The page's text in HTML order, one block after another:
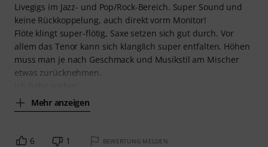
Livegigs im Jazz- und Pop/Rock-Bereich. Super Sound und
keine Rückkoppelung, auch direkt vorm Monitor!
Flöte klingt super-flötig, Saxe setzen sich gut durch. Vor
allem das Tenor kann sich klanglich super entfalten. Höhen
muss man je nach Geschmack und Musikstil am Mischer
etwas zurücknehmen.
Mehr anzeigen
6 1 BEWERTUNG MELDEN